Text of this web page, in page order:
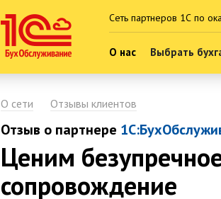
Сеть партнеров 1С по
О нас Выбрать
О сети Отзывы клиентов
Отзыв о партнере
Ценим
сопровождение